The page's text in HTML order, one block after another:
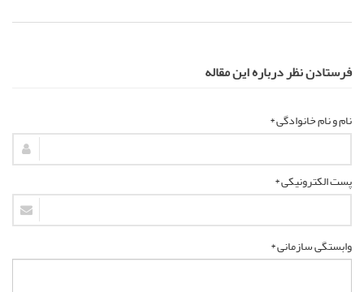
فرستادن نظر درباره این مقاله
نام و نام خانوادگی *
پست الکترونیکی *
وابستگی سازمانی *